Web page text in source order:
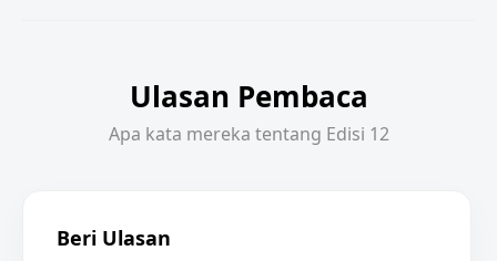
Ulasan Pembaca
Apa kata mereka tentang Edisi 12
Beri Ulasan